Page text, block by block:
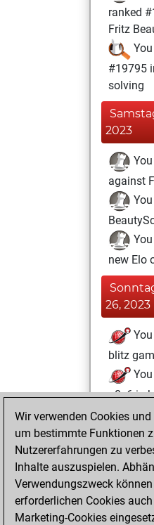
ranked
Fritz
#19795
solving
2023
against
new Elo
26, 2023
blitz
=0 -6 in
24, 2023
You
your
Wir verwenden Cookies
um bestimmte Funktionen
Nutzererfahrungen zu
Inhalte auszuspielen.
Verwendungszweck
erforderlichen Cookies
Marketing-Cookies